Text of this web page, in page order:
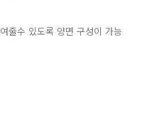
줄수 있도록 양면 구성이 가능